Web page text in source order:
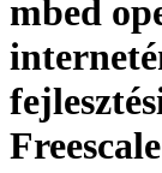
mbed